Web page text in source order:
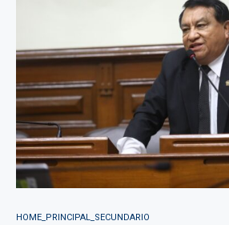
HOME_PRINCIPAL_SECUNDARIO